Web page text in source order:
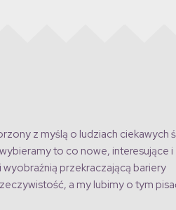
z myślą o ludziach ciekawych
to co nowe, interesujące i
przekraczającą bariery
a my lubimy o tym